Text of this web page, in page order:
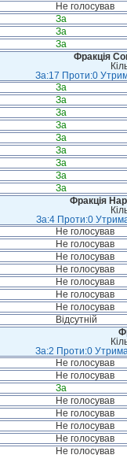
Не голосував
За
За
За
Фракція
За:17 Проти:0
За
За
За
За
За
За
За
За
За
Фракція
За:4 Проти:0
Не голосував
Не голосував
Не голосував
Не голосував
Не голосував
Не голосував
Не голосував
Відсутній
За:2 Проти:0
Не голосував
Не голосував
За
Не голосував
Не голосував
Не голосував
Не голосував
Не голосував